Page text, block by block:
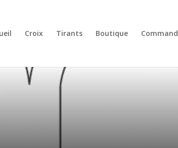
Croix Tirants Boutique